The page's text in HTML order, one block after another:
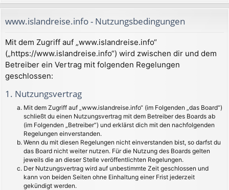
www.islandreise.info - Nutzungsbedingungen
Mit dem Zugriff auf „www.islandreise.info“
(„https://www.islandreise.info“) wird zwischen dir und dem
Betreiber ein Vertrag mit folgenden Regelungen
geschlossen:
1. Nutzungsvertrag
Mit dem Zugriff auf „www.islandreise.info“ (im Folgenden „das Board“)
schließt du einen Nutzungsvertrag mit dem Betreiber des Boards ab
(im Folgenden „Betreiber“) und erklärst dich mit den nachfolgenden
Regelungen einverstanden.
Wenn du mit diesen Regelungen nicht einverstanden bist, so darfst du
das Board nicht weiter nutzen. Für die Nutzung des Boards gelten
jeweils die an dieser Stelle veröffentlichten Regelungen.
Der Nutzungsvertrag wird auf unbestimmte Zeit geschlossen und
kann von beiden Seiten ohne Einhaltung einer Frist jederzeit
gekündigt werden.